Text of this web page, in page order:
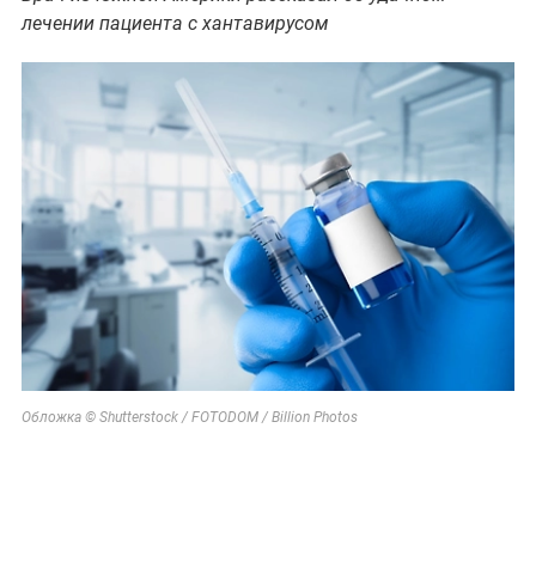
лечении пациента с хантавирусом
Обложка © Shutterstock / FOTODOM / Billion Photos